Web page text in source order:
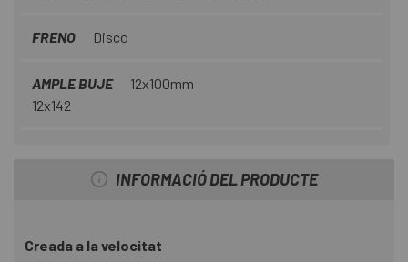
FRENO Disco
AMPLE BUJE
12x100mm
12x142
INFORMACIÓ DEL PRODUCTE
Creada a la velocitat